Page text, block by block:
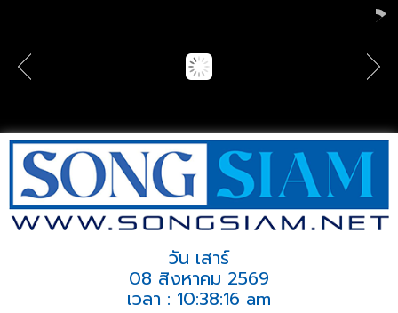
วัน เสาร์
08 สิงหาคม 2569
เวลา : 10:38:16 am